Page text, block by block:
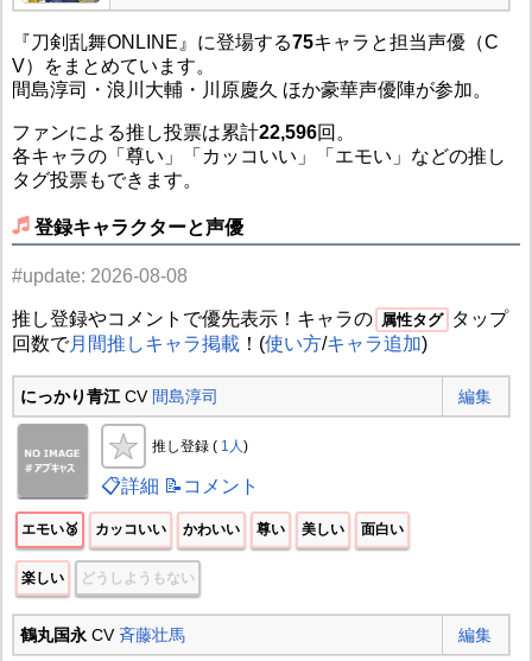
『刀剣乱舞ONLINE』に登場する75キャラと担当声優（C
V）をまとめています。
間島淳司・浪川大輔・川原慶久 ほか豪華声優陣が参加。
ファンによる推し投票は累計22,596回。
各キャラの「尊い」「カッコいい」「エモい」などの推し
タグ投票もできます。
登録キャラクターと声優
#update: 2026-08-08
推し登録やコメントで優先表示！キャラの 属性タグ
タップ
回数で月間推しキャラ掲載！(使い方/キャラ追加)
にっかり青江CV 間島淳司 編集
推し登録 ( 1人)
📋詳細 📝コメント
エモい🥉 カッコいい かわいい 尊い 美しい 面白い
楽しい どうしようもない
鶴丸国永 CV 斉藤壮馬 編集